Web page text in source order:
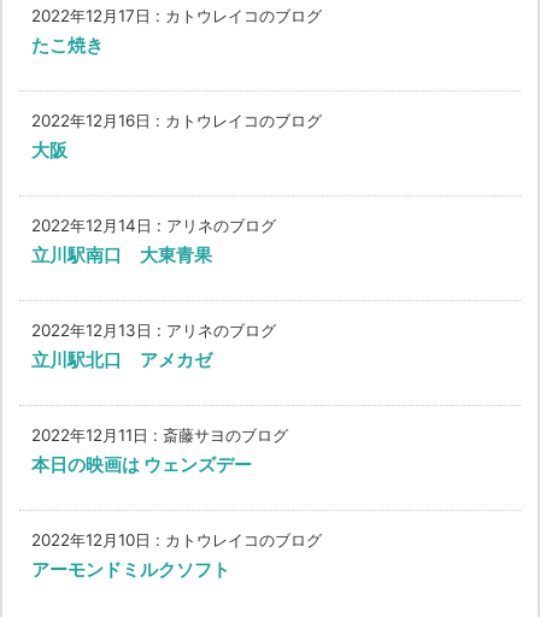
2022年12月17日 : カトウレイコのブログ
たこ焼き
2022年12月16日 : カトウレイコのブログ
大阪
2022年12月14日 : アリネのブログ
立川駅南口 大東青果
2022年12月13日 : アリネのブログ
立川駅北口 アメカゼ
2022年12月11日 : 斎藤サヨのブログ
本日の映画は ウェンズデー
2022年12月10日 : カトウレイコのブログ
アーモンドミルクソフト